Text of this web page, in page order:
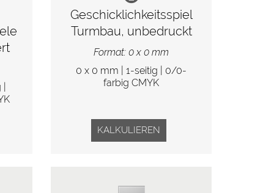
Geschicklichkeitsspiel
Turmbau, unbedruckt
Format: 0 x 0 mm
0 x 0 mm | 1-seitig | 0/0-
farbig CMYK
KALKULIEREN